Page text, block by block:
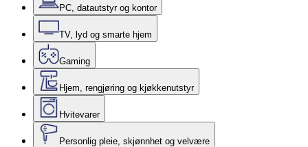
PC, datautstyr og kontor
TV, lyd og smarte hjem
Gaming
Hjem, rengjøring og kjøkkenutstyr
Hvitevarer
Personlig pleie, skjønnhet og velvære